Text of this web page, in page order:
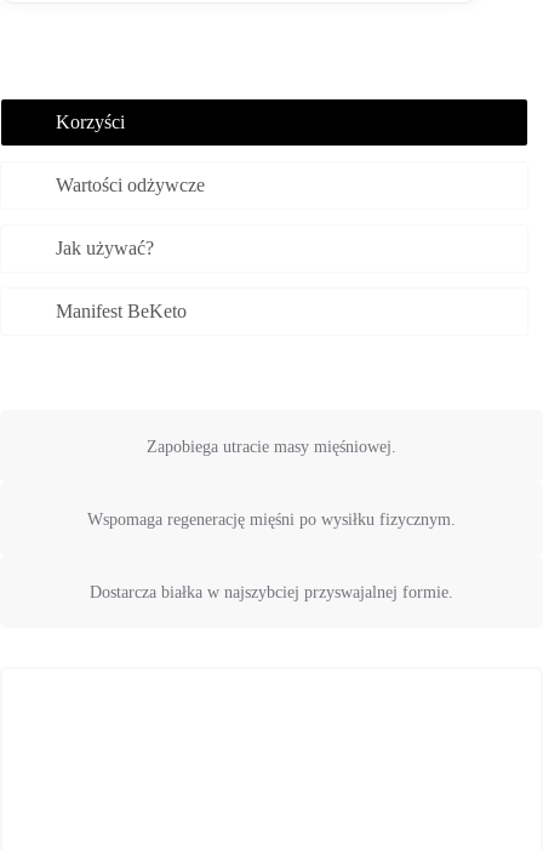
Korzyści
Wartości odżywcze
Jak używać?
Manifest BeKeto
Zapobiega utracie masy mięśniowej.
Wspomaga regenerację mięśni po wysiłku fizycznym.
Dostarcza białka w najszybciej przyswajalnej formie.